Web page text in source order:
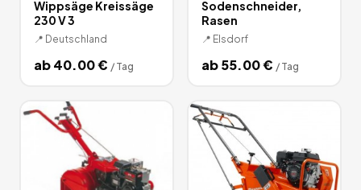
Wippsäge Kreissäge
230 V 3
📍 Deutschland
ab40.00€ / Tag
Sodenschneider,
Rasen
📍 Elsdorf
ab55.00€ / Tag